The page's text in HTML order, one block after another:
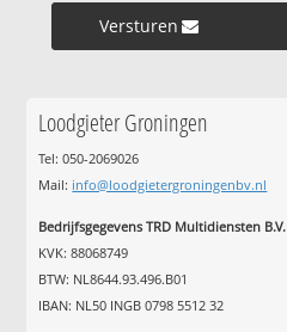
Versturen »
Loodgieter Groningen
Tel: 050-2069026
Mail: info@loodgietergroningenbv.nl
Bedrijfsgegevens TRD Multidiensten B.V.
KVK: 88068749
BTW: NL8644.93.496.B01
IBAN: NL50 INGB 0798 5512 32